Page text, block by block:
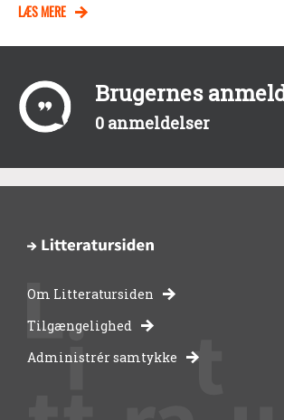
LÆS MERE
Brugernes
0 anmeldelser
-
bibliotekernes
Om Litteratursiden
Tilgængelighed
Administrér samtykke